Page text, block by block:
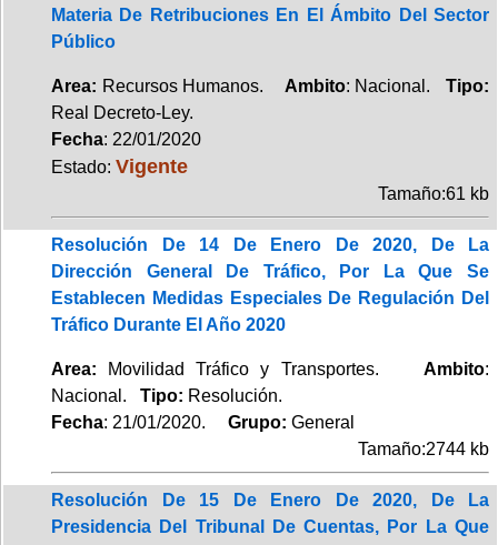
Materia De Retribuciones En El Ámbito Del Sector
Público
Area: Recursos Humanos. Ambito: Nacional.Tipo:
Real Decreto-Ley.
Fecha: 22/01/2020
Estado: Vigente
Tamaño:61 kb
Resolución De 14 De Enero De 2020, De La
Dirección General De Tráfico, Por La Que Se
Establecen Medidas Especiales De Regulación Del
Tráfico Durante El Año 2020
Area: Movilidad Tráfico y Transportes. Ambito:
Nacional. Tipo: Resolución.
Fecha: 21/01/2020. Grupo: General
Tamaño:2744 kb
Resolución De 15 De Enero De 2020, De La
Presidencia Del Tribunal De Cuentas, Por La Que